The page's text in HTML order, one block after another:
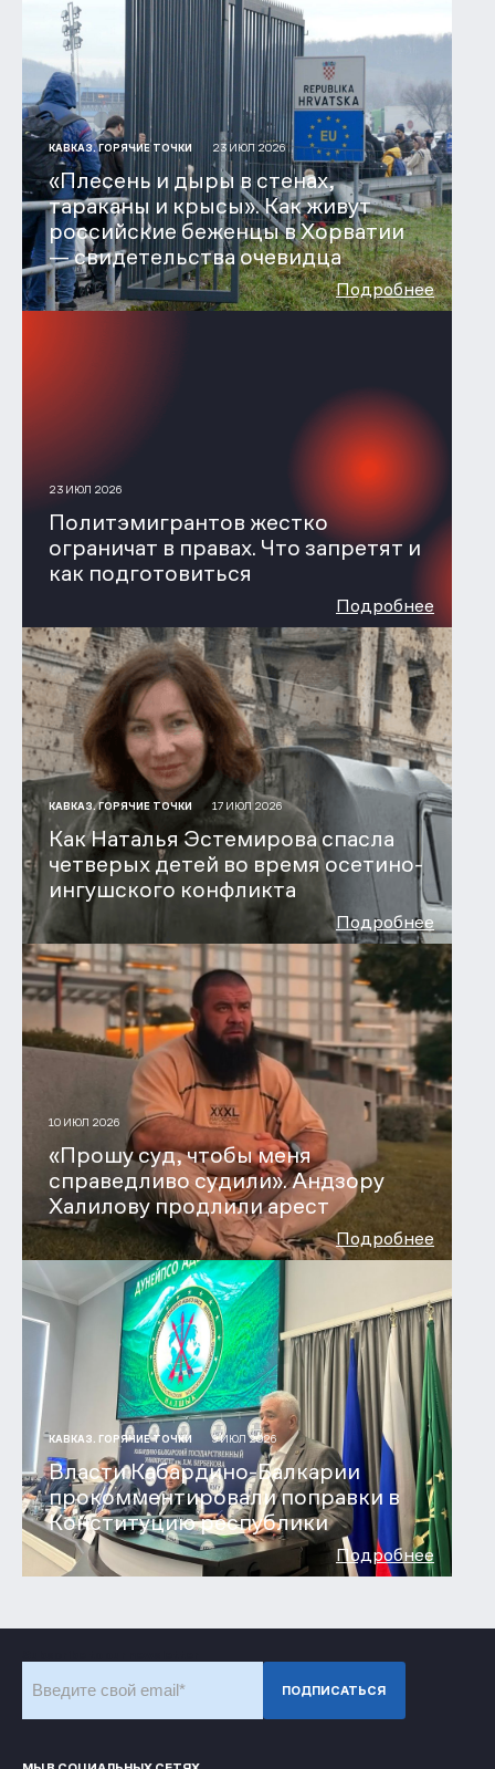
КАВКАЗ. ГОРЯЧИЕ ТОЧКИ 23 ИЮЛ 2026
«Плесень и дыры в стенах,
тараканы и крысы». Как живут
российские беженцы в Хорватии
— свидетельства очевидца
Подробнее
23 ИЮЛ 2026
Политэмигрантов жестко
ограничат в правах. Что запретят и
как подготовиться
Подробнее
КАВКАЗ. ГОРЯЧИЕ ТОЧКИ 17 ИЮЛ 2026
Как Наталья Эстемирова спасла
четверых детей во время осетино-
ингушского конфликта
Подробнее
10 ИЮЛ 2026
«Прошу суд, чтобы меня
справедливо судили». Андзору
Халилову продлили арест
Подробнее
КАВКАЗ. ГОРЯЧИЕ ТОЧКИ 9 ИЮЛ 2026
Власти Кабардино-Балкарии
прокомментировали поправки в
Конституцию республики
Подробнее
ПОДПИСАТЬСЯ